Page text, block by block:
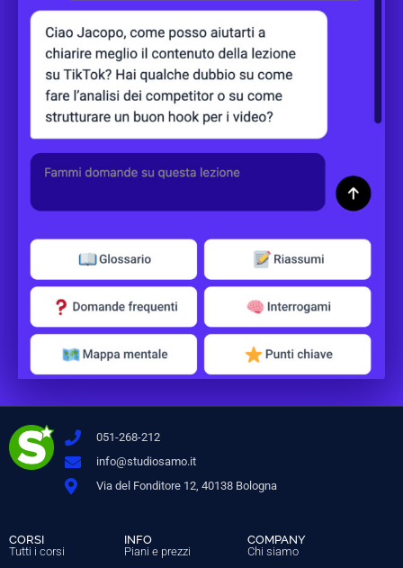
051-268-212
info@studiosamo.it
Via del Fonditore 12, 40138 Bologna
CORSI
Tutti i corsi
INFO
Piani e prezzi
COMPANY
Chi siamo